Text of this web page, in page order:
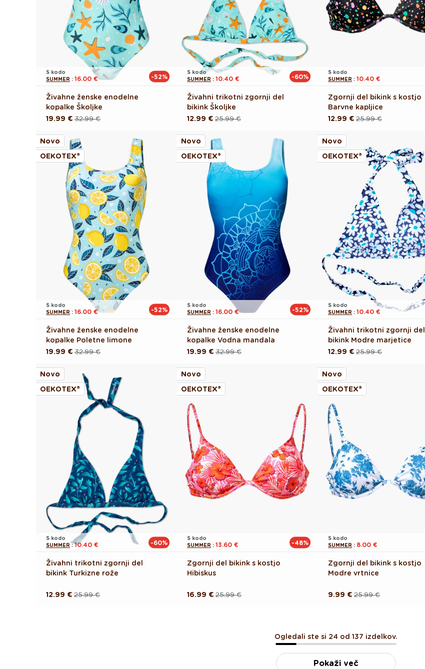
S kodo
SUMMER : 16.00 € -52%
Živahne ženske enodelne
kopalke Školjke
Redna
32.99 €
Akcijska
19.99 €
S kodo
SUMMER : 10.40 € -60%
Živahni trikotni zgornji del
bikink Školjke
Redna 25.99 €
Akcijska
12.99 €
S kodo
SUMMER : 10.40 €
Zgornji del bikink s kostjo
Barvne kapljice
Redna 25.99 €
Akcijska
12.99 €
Novo
OEKOTEX®
S kodo
SUMMER : 16.00 € -52%
Živahne ženske enodelne
kopalke Poletne limone
Redna
32.99 €
Akcijska
19.99 €
Novo
OEKOTEX®
S kodo
SUMMER : 16.00 € -52%
Živahne ženske enodelne
kopalke Vodna mandala
Redna
32.99 €
Akcijska
19.99 €
Novo
OEKOTEX®
S kodo
SUMMER : 10.40 €
Živahni trikotni zgornji del
bikink Modre marjetice
Redna 25.99 €
Akcijska
12.99 €
Novo
OEKOTEX®
S kodo
SUMMER :10.40 € -60%
Živahni trikotni zgornji del
bikink Turkizne rože
Redna 25.99 €
Akcijska
12.99 €
Novo
OEKOTEX®
S kodo
SUMMER : 13.60 € -48%
Zgornji del bikink s kostjo
Hibiskus
Redna
25.99 €
Akcijska
16.99 €
Novo
OEKOTEX®
S kodo
SUMMER : 8.00 €
Zgornji del bikink s kostjo
Modre vrtnice
Redna 25.99 €
Akcijska
9.99 €
Ogledali ste si 24 od 137 izdelkov.
Pokaži več